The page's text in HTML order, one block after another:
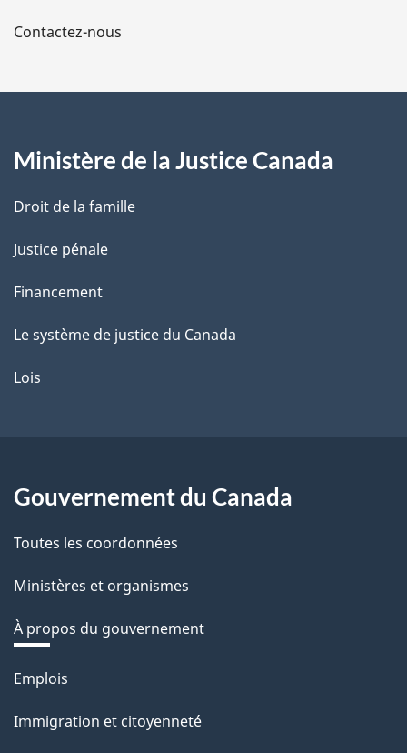
a
e
Contactez-nous
Ministère de la Justice Canada
Droit de la famille
Justice pénale
Financement
Le système de justice du Canada
Lois
Gouvernement du Canada
Toutes les coordonnées
Ministères et organismes
À propos du gouvernement
Thèmes
sujets
Emplois
Immigration et citoyenneté